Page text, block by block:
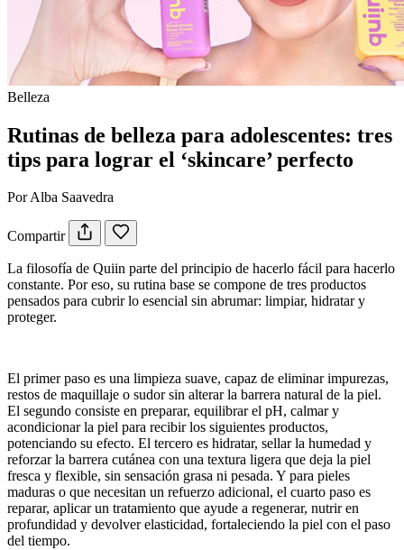
Belleza
Rutinas de belleza para adolescentes: tres
tips para lograr el ‘skincare’ perfecto
Por Alba Saavedra
Compartir
La filosofía de Quiin parte del principio de hacerlo fácil para hacerlo
constante. Por eso, su rutina base se compone de tres productos
pensados para cubrir lo esencial sin abrumar: limpiar, hidratar y
proteger.
El primer paso es una limpieza suave, capaz de eliminar impurezas,
restos de maquillaje o sudor sin alterar la barrera natural de la piel.
El segundo consiste en preparar, equilibrar el pH, calmar y
acondicionar la piel para recibir los siguientes productos,
potenciando su efecto. El tercero es hidratar, sellar la humedad y
reforzar la barrera cutánea con una textura ligera que deja la piel
fresca y flexible, sin sensación grasa ni pesada. Y para pieles
maduras o que necesitan un refuerzo adicional, el cuarto paso es
reparar, aplicar un tratamiento que ayude a regenerar, nutrir en
profundidad y devolver elasticidad, fortaleciendo la piel con el paso
del tiempo.